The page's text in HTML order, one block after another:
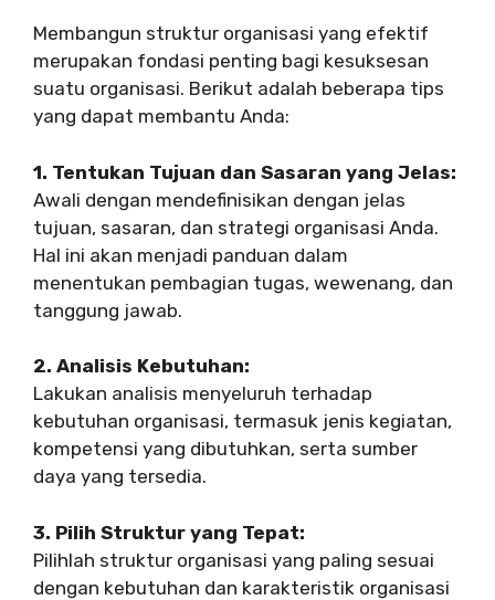
Membangun struktur organisasi yang efektif
merupakan fondasi penting bagi kesuksesan
suatu organisasi. Berikut adalah beberapa tips
yang dapat membantu Anda:
1. Tentukan Tujuan dan Sasaran yang Jelas:
Awali dengan mendefinisikan dengan jelas
tujuan, sasaran, dan strategi organisasi Anda.
Hal ini akan menjadi panduan dalam
menentukan pembagian tugas, wewenang, dan
tanggung jawab.
2. Analisis Kebutuhan:
Lakukan analisis menyeluruh terhadap
kebutuhan organisasi, termasuk jenis kegiatan,
kompetensi yang dibutuhkan, serta sumber
daya yang tersedia.
3. Pilih Struktur yang Tepat:
Pilihlah struktur organisasi yang paling sesuai
dengan kebutuhan dan karakteristik organisasi